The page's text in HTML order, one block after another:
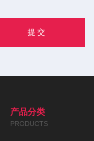
产品分类
PRODUCTS